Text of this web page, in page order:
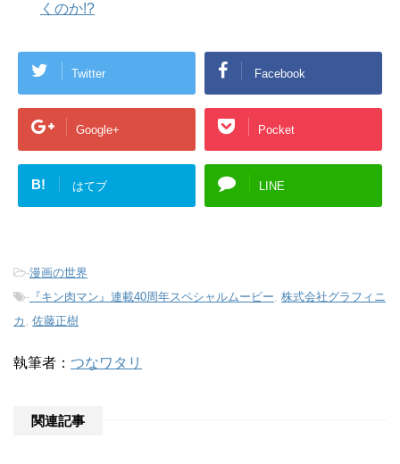
くのか!?
Twitter Facebook
Google+ Pocket
B! はてブ LINE
-漫画の世界
- 『キン肉マン』連載40周年スペシャルムービー, 株式会社グラフィニ
カ , 佐藤正樹
執筆者： つなワタリ
関連記事